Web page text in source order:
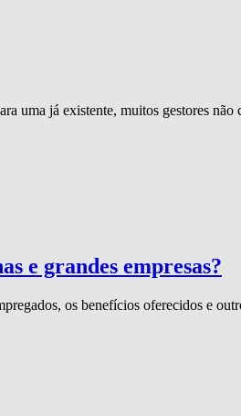
uma já existente, muitos gestores
e grandes empresas?
os benefícios oferecidos e